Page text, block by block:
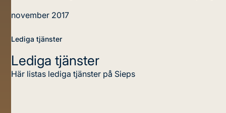
november 2017
Lediga tjänster
Lediga tjänster
Här listas lediga tjänster på Sieps